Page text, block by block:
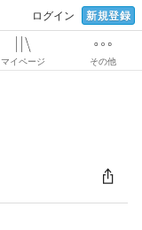
ログイン 新規登録
マイページ その他